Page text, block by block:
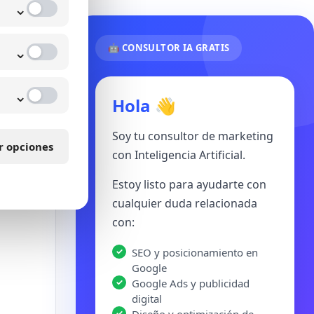
🤖 CONSULTOR IA GRATIS
Hola 👋
Soy tu consultor de marketing
con Inteligencia Artificial.
Estoy listo para ayudarte con
cualquier duda relacionada
con:
SEO y posicionamiento en
Google
Google Ads y publicidad
digital
⌄
⌄
⌄
opciones